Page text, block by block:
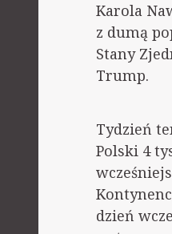
Karola
z dumą
Stany
Trump.
Tydzień
Polski 4
dzień